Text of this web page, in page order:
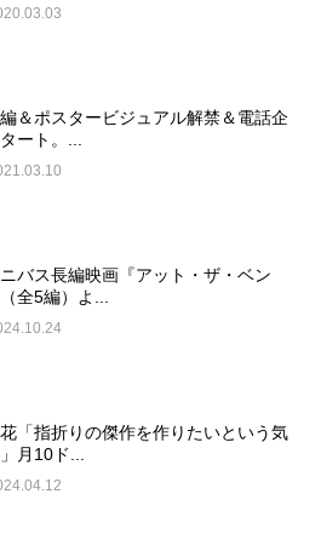
＆ポスタービジュアル解禁＆電話企
ート。...
バス長編映画『アット・ザ・ベン
全5編）よ...
「指折りの傑作を作りたいという気
月10ド...